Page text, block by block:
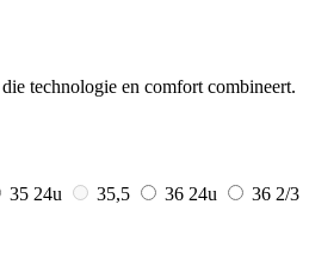
technologie en comfort combineert.
35 24u 35,5 36 24u 36 2/3